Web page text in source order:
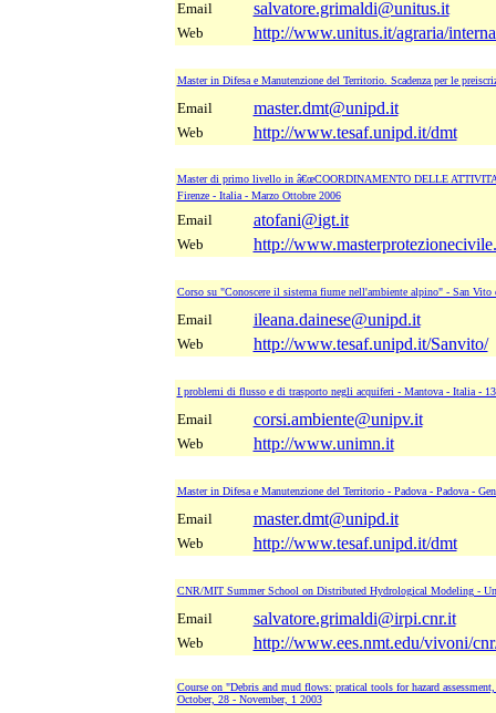
Email salvatore.grimaldi@unitus.it
Web http://www.unitus.it/agraria/
Master in Difesa e Manutenzione del Territorio. Scadenza per le
Email master.dmt@unipd.it
Web http://www.tesaf.unipd.it/dmt
Master di primo livello in â€œCOORDINAMENTO DELLE
Firenze - Italia - Marzo Ottobre 2006
Email atofani@igt.it
Web http://
Corso su "Conoscere il sistema fiume nell'ambiente alpino" - San
Email ileana.dainese@unipd.it
Web http://www.tesaf.unipd.it/Sanvito/
I problemi di flusso e di trasporto negli acquiferi - Mantova - Italia -
Email corsi.ambiente@unipv.it
Web http://www.unimn.it
Master in Difesa e Manutenzione del Territorio - Padova - Padova -
Email master.dmt@unipd.it
Web http://www.tesaf.unipd.it/dmt
CNR/MIT Summer School on Distributed Hydrological Modeling -
Email salvatore.grimaldi@irpi.cnr.it
Web http://www.ees.nmt.edu/vivoni/
Course on "Debris and mud flows: pratical tools for hazard
October, 28 - November, 1 2003